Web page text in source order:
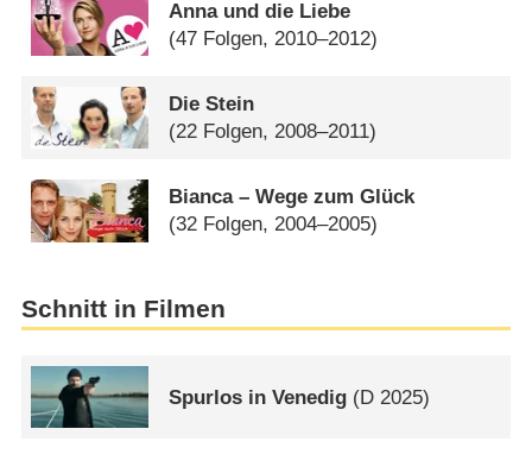
Anna und die Liebe
(47 Folgen, 2010–2012)
Die Stein
(22 Folgen, 2008–2011)
Bianca – Wege zum Glück
(32 Folgen, 2004–2005)
Schnitt in Filmen
Spurlos in Venedig (D 2025)